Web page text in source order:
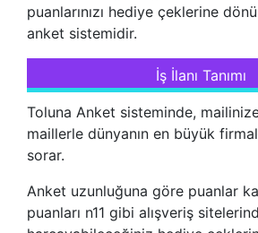
puanlarınızı hediye çeklerine
anket sistemidir.
İş İlanı Tanımı
Toluna Anket sisteminde,
maillerle dünyanın en büyük
sorar.
Anket uzunluğuna göre puanlar
puanları n11 gibi alışveriş